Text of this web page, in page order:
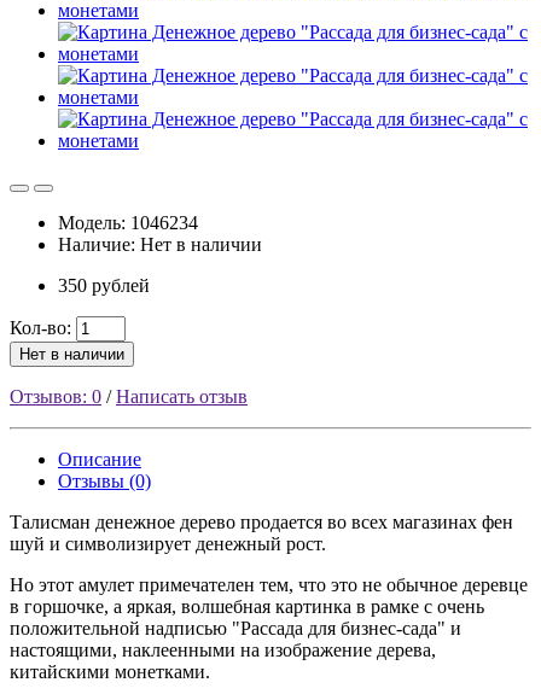
Модель: 1046234
Наличие: Нет в наличии
350 рублей
Кол-во:
Нет в наличии
Отзывов: 0 /Написать отзыв
Описание
Отзывы (0)
Талисман денежное дерево продается во всех магазинах фен
шуй и символизирует денежный рост.
Но этот амулет примечателен тем, что это не обычное деревце
в горшочке, а яркая, волшебная картинка в рамке с очень
положительной надписью "Рассада для бизнес-сада" и
настоящими, наклеенными на изображение дерева,
китайскими монетками.